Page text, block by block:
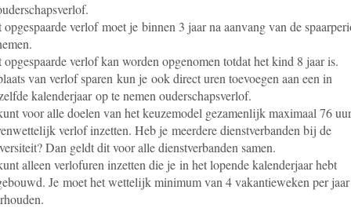
opgespaarde verlof moet je binnen 3 jaar na aanvang van de
opgespaarde verlof kan worden opgenomen totdat het kind 8 jaar is.
van verlof sparen kun je ook direct uren toevoegen aan een in
kalenderjaar op te nemen ouderschapsverlof.
voor alle doelen van het keuzemodel gezamenlijk maximaal 76 uur
verlof inzetten. Heb je meerdere dienstverbanden bij de
Dan geldt dit voor alle dienstverbanden samen.
alleen verlofuren inzetten die je in het lopende kalenderjaar hebt
Je moet het wettelijk minimum van 4 vakantieweken per jaar